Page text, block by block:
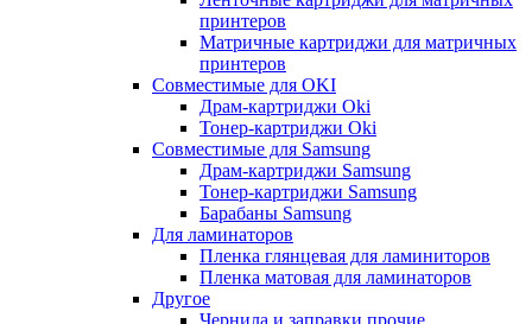
принтеров
Матричные картриджи для матричных
принтеров
Совместимые для OKI
Драм-картриджи Oki
Тонер-картриджи Oki
Совместимые для Samsung
Драм-картриджи Samsung
Тонер-картриджи Samsung
Барабаны Samsung
Для ламинаторов
Пленка глянцевая для ламиниторов
Пленка матовая для ламинаторов
Другое
Чернила и заправки прочие